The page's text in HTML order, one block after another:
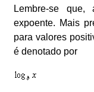
Lembre-se que,
expoente. Mais
para valores
é denotado por